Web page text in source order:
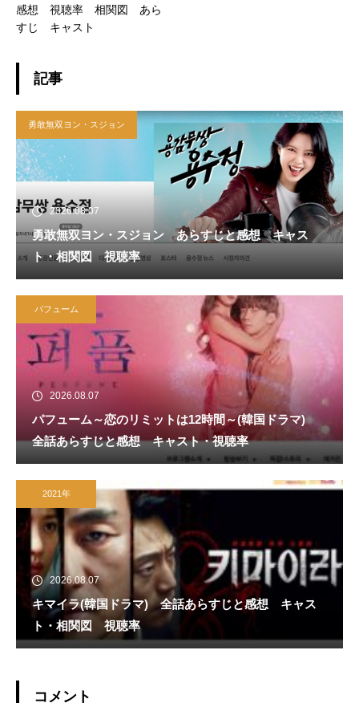
感想 視聴率 相関図 あら
すじ キャスト
記事
勇敢無双ヨン・スジョン
2026.08.07
勇敢無双ヨン・スジョン あらすじと感想 キャス
ト・相関図 視聴率
パフューム
2026.08.07
パフューム～恋のリミットは12時間～(韓国ドラマ)
全話あらすじと感想 キャスト・視聴率
2021年
2026.08.07
キマイラ(韓国ドラマ) 全話あらすじと感想 キャス
ト・相関図 視聴率
コメント